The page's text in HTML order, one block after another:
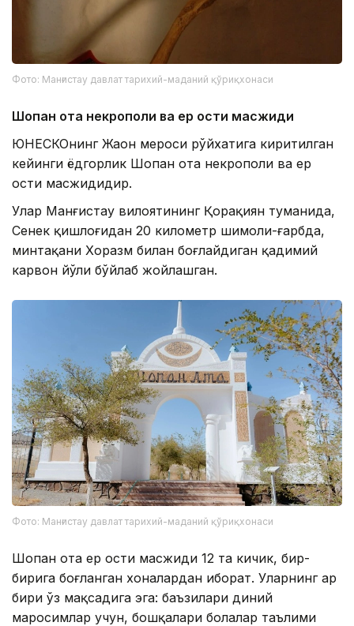
Фото: Манғистау давлат тарихий-маданий қўриқхонаси
Шопан ота некрополи ва ер ости масжиди
ЮНЕСКОнинг Жаҳон мероси рўйхатига киритилган
кейинги ёдгорлик Шопан ота некрополи ва ер
ости масжидидир.
Улар Манғистау вилоятининг Қорақиян туманида,
Сенек қишлоғидан 20 километр шимоли-ғарбда,
минтақани Хоразм билан боғлайдиган қадимий
карвон йўли бўйлаб жойлашган.
Фото: Манғистау давлат тарихий-маданий қўриқхонаси
Шопан ота ер ости масжиди 12 та кичик, бир-
бирига боғланган хоналардан иборат. Уларнинг ҳар
бири ўз мақсадига эга: баъзилари диний
маросимлар учун, бошқалари болалар таълими